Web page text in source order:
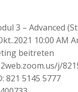
3 – Advanced
10:00 AM
beitreten
j/
821 5145 5777